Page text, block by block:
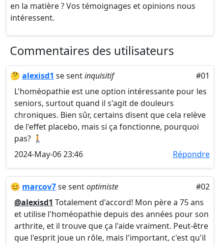
en la matière ? Vos témoignages et opinions nous
intéressent.
Commentaires des utilisateurs
🤔 alexisd1 se sentinquisitif
#01
L'homéopathie est une option intéressante pour les
seniors, surtout quand il s'agit de douleurs
chroniques. Bien sûr, certains disent que cela relève
de l'effet placebo, mais si ça fonctionne, pourquoi
pas? 🚶
2024-May-06 23:46
Répondre
😊 marcov7se sentoptimiste
#02
@alexisd1 Totalement d'accord! Mon père a 75 ans
et utilise l'homéopathie depuis des années pour son
arthrite, et il trouve que ça l'aide vraiment. Peut-être
que l'esprit joue un rôle, mais l'important, c'est qu'il